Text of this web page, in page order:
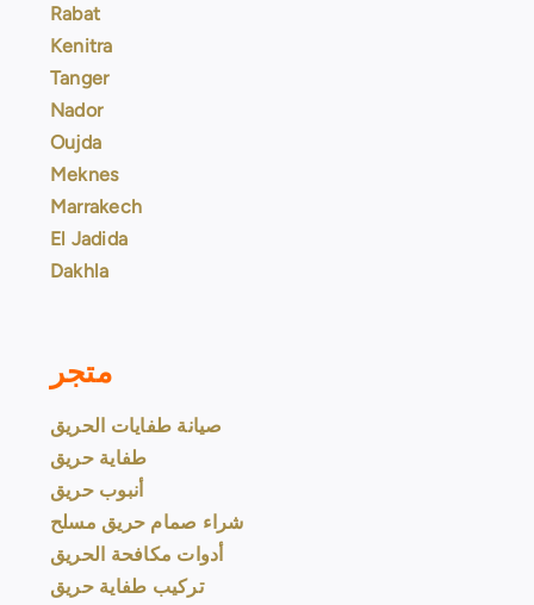
Rabat
Kenitra
Tanger
Nador
Oujda
Meknes
Marrakech
El Jadida
Dakhla
متجر
صيانة طفايات الحريق
طفاية حريق
أنبوب حريق
شراء صمام حريق مسلح
أدوات مكافحة الحريق
تركيب طفاية حريق